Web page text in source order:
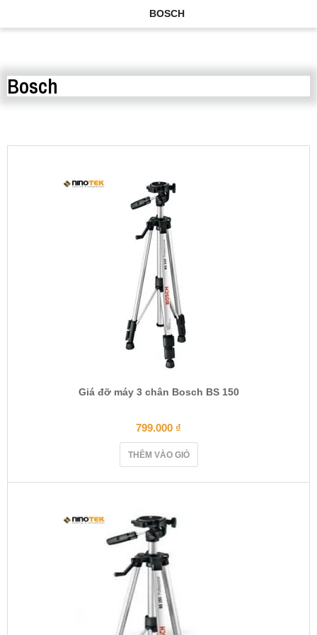
BOSCH
Bosch
Giá đỡ máy 3 chân Bosch BS 150
799.000 ₫
THÊM VÀO GIỎ